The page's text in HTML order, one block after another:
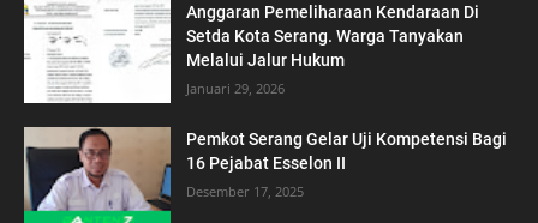
Anggaran Pemeliharaan Kendaraan Di
Setda Kota Serang. Warga Tanyakan
Melalui Jalur Hukum
Januari 29, 2026
Pemkot Serang Gelar Uji Kompetensi Bagi
16 Pejabat Esselon II
Desember 17, 2025